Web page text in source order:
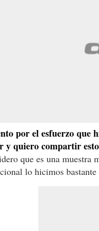
por el esfuerzo que
y quiero compartir
que es una
lo hicimos bastante